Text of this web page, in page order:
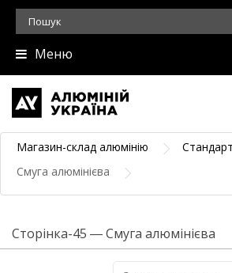
Меню
Магазин-склад алюмінію
Смуга алюмінієва
Сторінка-45 ― Смуга алюмінієва